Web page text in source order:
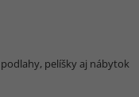
pelíšky aj nábytok